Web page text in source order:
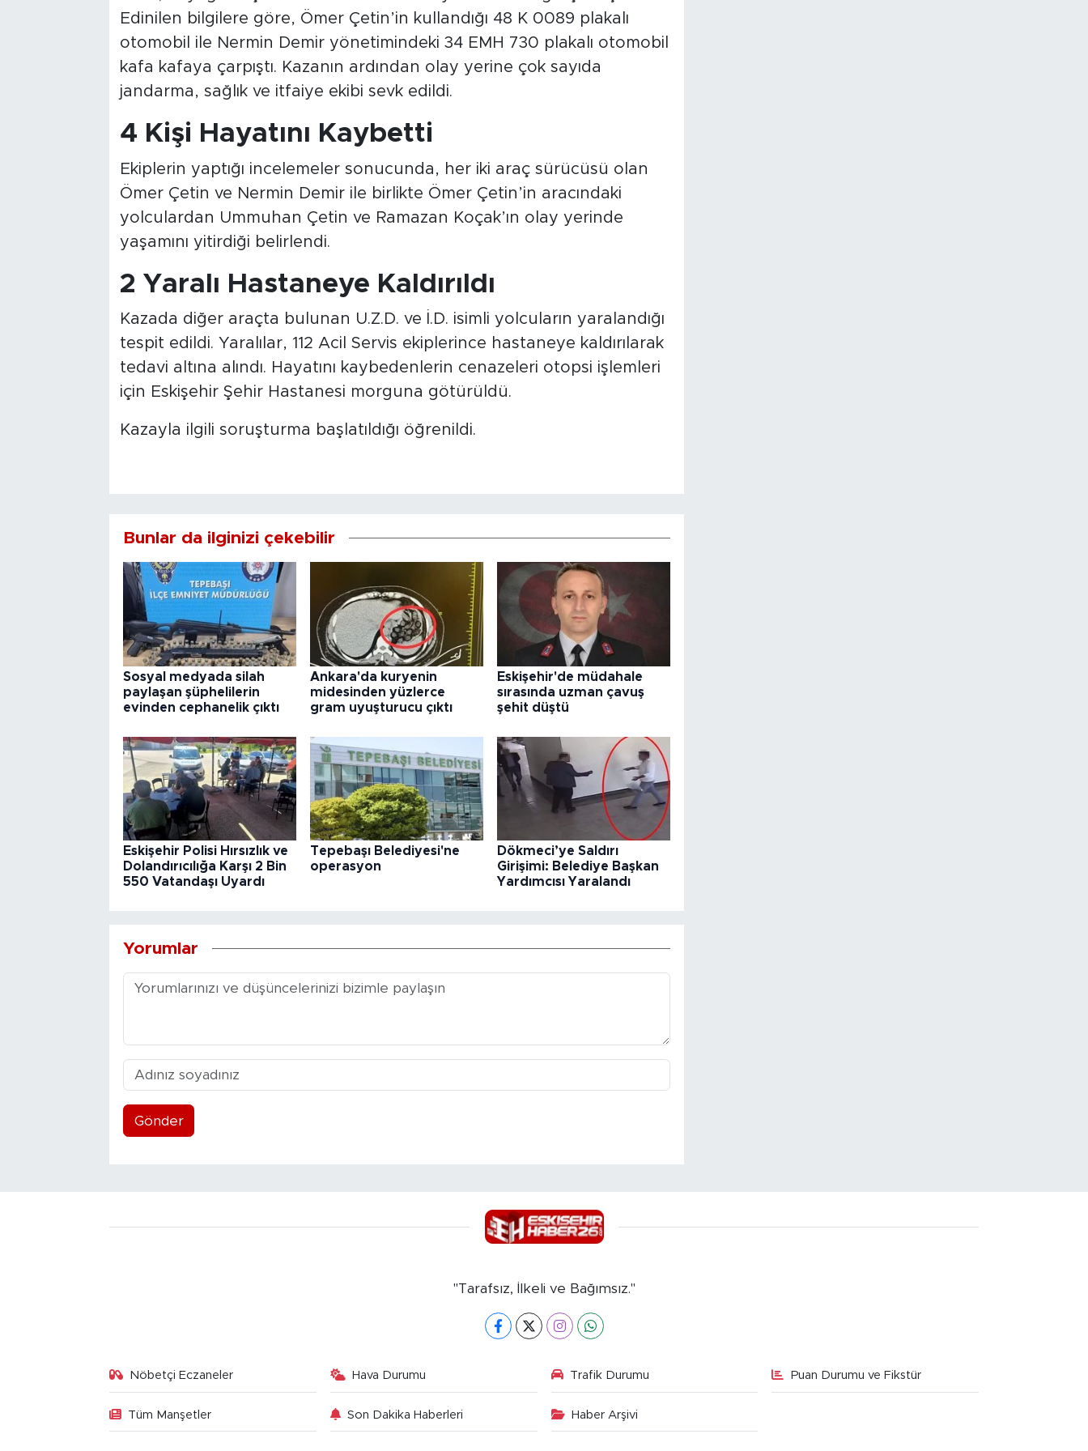
Edinilen bilgilere göre, Ömer Çetin’in kullandığı 48 K 0089 plakalı
otomobil ile Nermin Demir yönetimindeki 34 EMH 730 plakalı otomobil
kafa kafaya çarpıştı. Kazanın ardından olay yerine çok sayıda
jandarma, sağlık ve itfaiye ekibi sevk edildi.
4 Kişi Hayatını Kaybetti
Ekiplerin yaptığı incelemeler sonucunda, her iki araç sürücüsü olan
Ömer Çetin ve Nermin Demir ile birlikte Ömer Çetin’in aracındaki
yolculardan Ummuhan Çetin ve Ramazan Koçak’ın olay yerinde
yaşamını yitirdiği belirlendi.
2 Yaralı Hastaneye Kaldırıldı
Kazada diğer araçta bulunan U.Z.D. ve İ.D. isimli yolcuların yaralandığı
tespit edildi. Yaralılar, 112 Acil Servis ekiplerince hastaneye kaldırılarak
tedavi altına alındı. Hayatını kaybedenlerin cenazeleri otopsi işlemleri
için Eskişehir Şehir Hastanesi morguna götürüldü.
Kazayla ilgili soruşturma başlatıldığı öğrenildi.
Bunlar da ilginizi çekebilir
Sosyal medyada silah
paylaşan şüphelilerin
evinden cephanelik çıktı
Ankara'da kuryenin
midesinden yüzlerce
gram uyuşturucu çıktı
Eskişehir'de müdahale
sırasında uzman çavuş
şehit düştü
Eskişehir Polisi Hırsızlık ve
Dolandırıcılığa Karşı 2 Bin
550 Vatandaşı Uyardı
Tepebaşı Belediyesi'ne
operasyon
Dökmeci’ye Saldırı
Girişimi: Belediye Başkan
Yardımcısı Yaralandı
Yorumlar
Gönder
"Tarafsız, İlkeli ve Bağımsız."
Nöbetçi Eczaneler Hava Durumu Trafik Durumu Puan Durumu ve Fikstür
Tüm Manşetler Son Dakika Haberleri Haber Arşivi